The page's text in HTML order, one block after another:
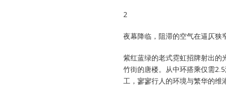
2
夜幕降临，阻滞的空气在逼仄狭
紫红蓝绿的老式霓虹招牌射出的
竹街的唐楼。从中环搭乘仅需
工，寥寥行人的环境与繁华的维